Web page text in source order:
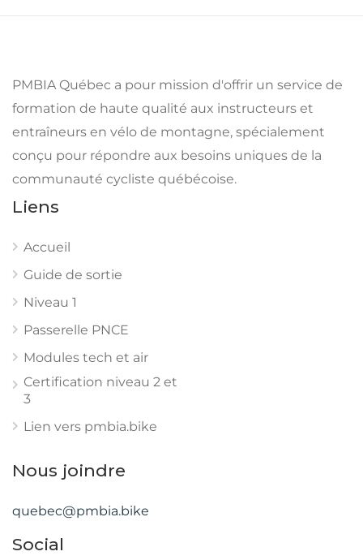
PMBIA Québec a pour mission d'offrir un service de
formation de haute qualité aux instructeurs et
entraîneurs en vélo de montagne, spécialement
conçu pour répondre aux besoins uniques de la
communauté cycliste québécoise.
Liens
Accueil
Guide de sortie
Niveau 1
Passerelle PNCE
Modules tech et air
Certification niveau 2 et
3
Lien vers pmbia.bike
Nous joindre
quebec@pmbia.bike
Social